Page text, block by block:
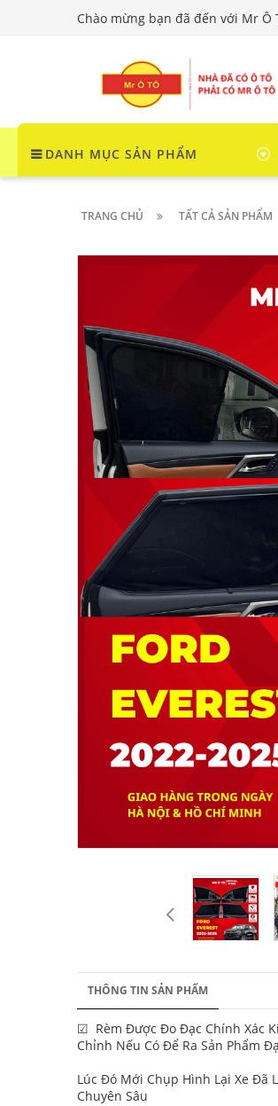
Chào mừng bạn đã đến với Mr Ô
DANH MỤC SẢN PHẨM
TRANG CHỦ TẤT CẢ SẢN PHẨM
THÔNG TIN SẢN PHẨM
☑ Rèm Được Đo Đạc Chính Xác
Chỉnh Nếu Có Để Ra Sản Phẩm
Lúc Đó Mới Chụp Hình Lại Xe Đã
Chuyên Sâu